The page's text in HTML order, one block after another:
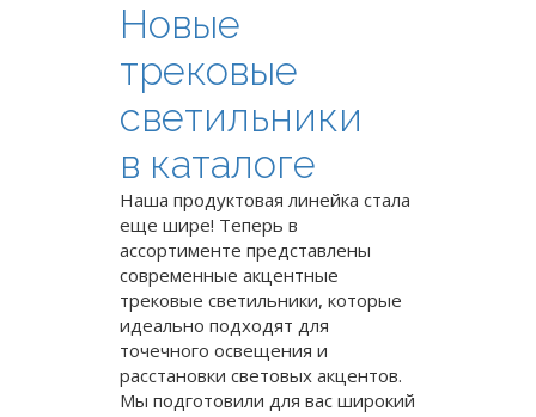
Новые
трековые
светильники
в каталоге
Наша продуктовая линейка стала
еще шире! Теперь в
ассортименте представлены
современные акцентные
трековые светильники, которые
идеально подходят для
точечного освещения и
расстановки световых акцентов.
Мы подготовили для вас широкий